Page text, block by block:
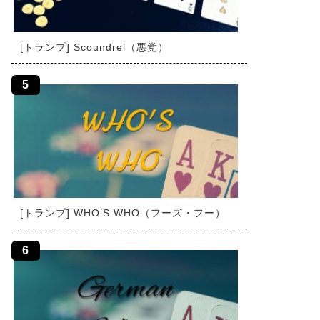
[トランプ] Scoundrel（悪党）
[トランプ] WHO’S WHO（フーズ・フー）